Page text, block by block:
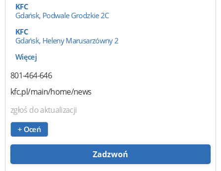
KFC
Gdańsk, Podwale Grodzkie 2C
KFC
Gdańsk, Heleny Marusarzówny 2
Więcej
801-464-646
kfc.pl/main/home/news
zgłoś do aktualizacji
+ Oceń
Zadzwoń